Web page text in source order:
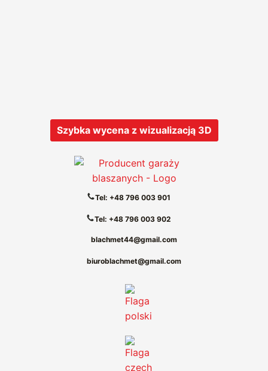
Szybka wycena z wizualizacją 3D
Tel: +48 796 003 901
Tel: +48 796 003 902
blachmet44@gmail.com
biuroblachmet@gmail.com